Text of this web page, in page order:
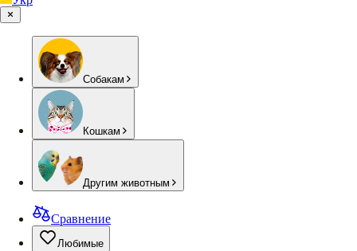
Собакам
Кошкам
Другим животным
Сравнение
Любимые